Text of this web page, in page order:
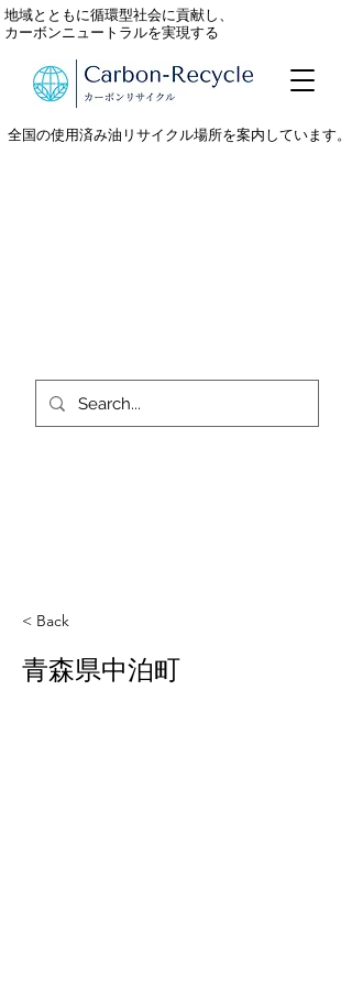
全国の使用済み油リサイクル場所を案内しています。
地域とともに循環型社会に貢献し、
カーボンニュートラルを実現する
< Back
青森県中泊町